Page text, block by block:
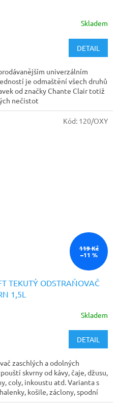
Skladem
DETAIL
univerzálním
je odmaštění všech druhů
od značky Chante Clair totiž
nečistot
119 Kč
–11 %
TEKUTÝ ODSTRAŇOVAČ
1,5L
Skladem
DETAIL
zaschlých a odolných
skvrny od kávy, čaje, džusu,
coly, inkoustu atd. Varianta s
košile, záclony, spodní
Kód: 120/OXY